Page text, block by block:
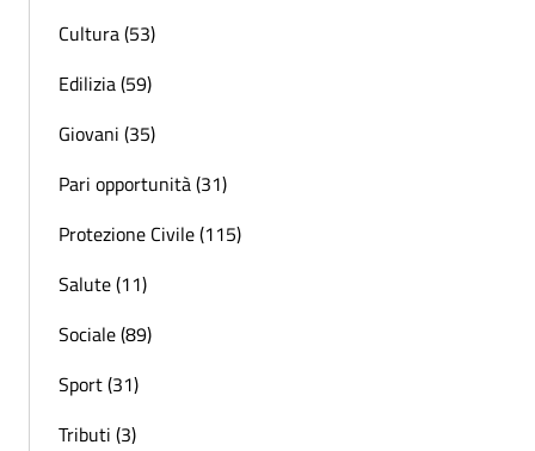
Cultura (53)
Edilizia (59)
Giovani (35)
Pari opportunità (31)
Protezione Civile (115)
Salute (11)
Sociale (89)
Sport (31)
Tributi (3)